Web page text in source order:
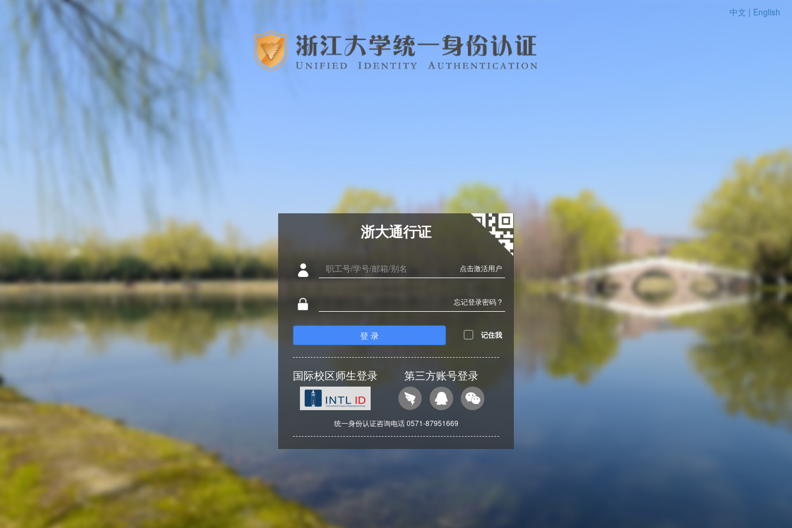
中文 | English
浙大通行证
点击激活用户
忘记登录密码 ?
登 录 记住我
国际校区师生登录 第三方账号登录
统一身份认证咨询电话 0571-87951669